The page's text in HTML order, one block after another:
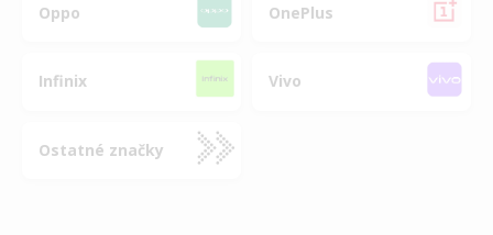
Oppo OnePlus
Infinix Vivo
Ostatné značky